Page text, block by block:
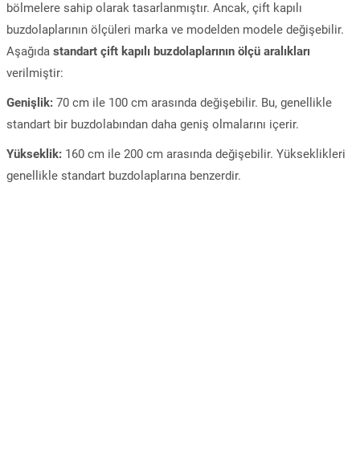
bölmelere sahip olarak tasarlanmıştır. Ancak, çift kapılı
buzdolaplarının ölçüleri marka ve modelden modele değişebilir.
Aşağıda standart çift kapılı buzdolaplarının ölçü aralıkları
verilmiştir:
Genişlik: 70 cm ile 100 cm arasında değişebilir. Bu, genellikle
standart bir buzdolabından daha geniş olmalarını içerir.
Yükseklik: 160 cm ile 200 cm arasında değişebilir. Yükseklikleri
genellikle standart buzdolaplarına benzerdir.